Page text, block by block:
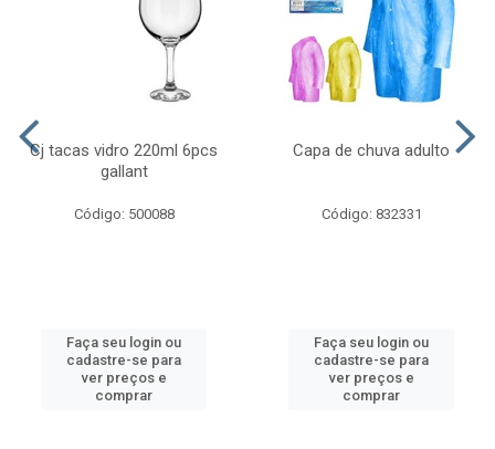
Cj tacas vidro 220ml 6pcs
gallant
Código: 500088
Faça seu login ou
cadastre-se para
ver preços e
comprar
Capa de chuva adulto
Código: 832331
Faça seu login ou
cadastre-se para
ver preços e
comprar